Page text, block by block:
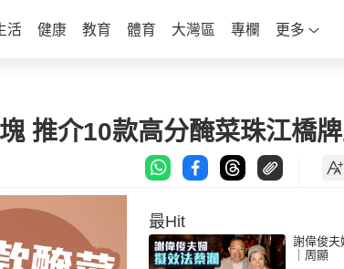
活 健康 教育 體育 大灣區 專欄 更多
推介10款高分醃菜珠江橋
最Hit
謝偉俊夫
｜周顯